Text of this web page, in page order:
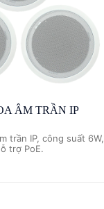
ÂM TRẦN IP
trần IP, công suất 6W,
trợ PoE.